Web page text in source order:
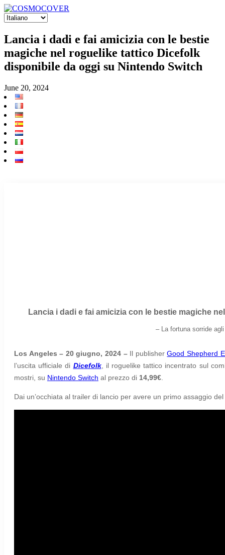
Lancia i dadi e fai amicizia con le bestie
magiche nel roguelike tattico Dicefolk
disponibile da oggi su Nintendo Switch
June 20, 2024
Lancia i dadi e fai amicizia con le bestie magiche
– La fortuna sorride
Los Angeles – 20 giugno, 2024 – Il publisherGood Shepherd
l’uscita ufficiale di Dicefolk, il roguelike tattico incentrato sul
mostri, su Nintendo Switch al prezzo di 14,99€
Dai un’occhiata al trailer di lancio per avere un primo assaggio